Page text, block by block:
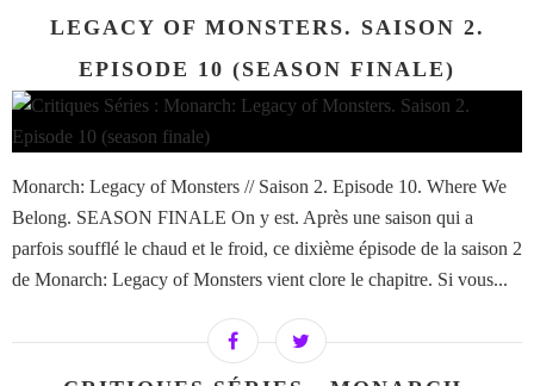
LEGACY OF MONSTERS. SAISON 2.
EPISODE 10 (SEASON FINALE)
Monarch: Legacy of Monsters // Saison 2. Episode 10. Where We
Belong. SEASON FINALE On y est. Après une saison qui a
parfois soufflé le chaud et le froid, ce dixième épisode de la saison 2
de Monarch: Legacy of Monsters vient clore le chapitre. Si vous...